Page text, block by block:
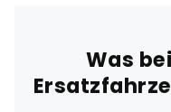
Was